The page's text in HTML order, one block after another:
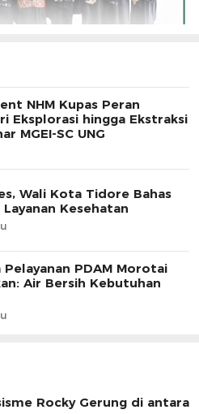
NHM Kupas Peran
Eksplorasi hingga Ekstraksi
MGEI-SC UNG
Wali Kota Tidore Bahas
Kesehatan
PDAM Morotai
Air Bersih Kebutuhan
Rocky Gerung di antara